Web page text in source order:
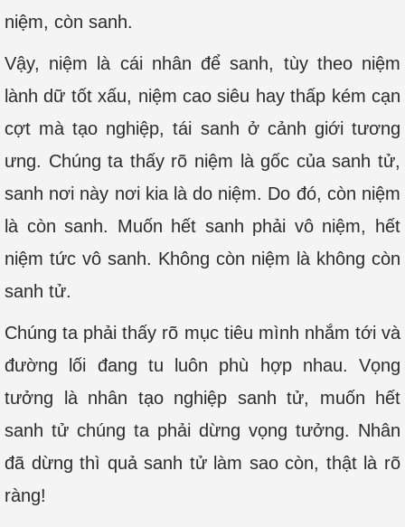
niệm, còn sanh.
Vậy, niệm là cái nhân để sanh, tùy theo niệm
lành dữ tốt xấu, niệm cao siêu hay thấp kém cạn
cợt mà tạo nghiệp, tái sanh ở cảnh giới tương
ưng. Chúng ta thấy rõ niệm là gốc của sanh tử,
sanh nơi này nơi kia là do niệm. Do đó, còn niệm
là còn sanh. Muốn hết sanh phải vô niệm, hết
niệm tức vô sanh. Không còn niệm là không còn
sanh tử.
Chúng ta phải thấy rõ mục tiêu mình nhắm tới và
đường lối đang tu luôn phù hợp nhau. Vọng
tưởng là nhân tạo nghiệp sanh tử, muốn hết
sanh tử chúng ta phải dừng vọng tưởng. Nhân
đã dừng thì quả sanh tử làm sao còn, thật là rõ
ràng!